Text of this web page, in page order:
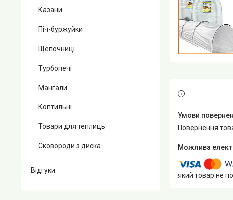
повернення
який товар не
Казани
Піч-буржуйки
Щепочниці
Турбопечі
Мангали
Коптильні
Товари для теплиць
Сковороди з диска
Відгуки